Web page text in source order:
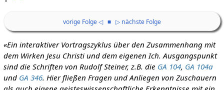
vorige Folge ◁ ■ ▷ nächste Folge
«Ein interaktiver Vortragszyklus über den Zusammenhang mit
dem Wirken Jesu Christi und dem eigenen Ich. Ausgangspunkt
sind die Schriften von Rudolf Steiner, z.B. die GA 104, GA 104a
und GA 346. Hier fließen Fragen und Anliegen von Zuschauern